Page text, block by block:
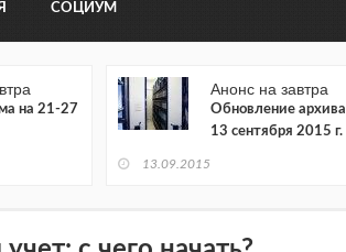
СОЦИУМ
на 21-27
Анонс на завтра
Обновление архива
13 сентября 2015 г.
13.09.2015